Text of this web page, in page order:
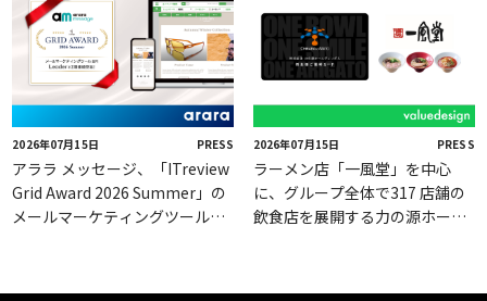
2026年07月15日 PRESS
アララ メッセージ、「ITreview
Grid Award 2026 Summer」の
メールマーケティングツール部
2026年07月15日 PRESS
ラーメン店「一風堂」を中心
に、グループ全体で317 店舗の
飲食店を展開する力の源ホール